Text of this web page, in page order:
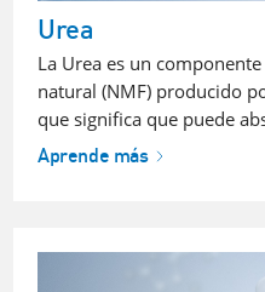
Urea
La Urea es un
natural (NMF) producido
que significa que puede
Aprende más